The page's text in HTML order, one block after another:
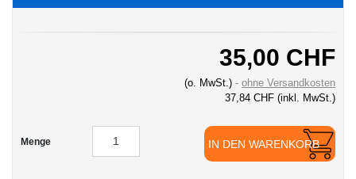
35,00 CHF
(o. MwSt.)
ohne Versandkosten
37,84 CHF (inkl. MwSt.)
Menge IN DEN WARENKORB